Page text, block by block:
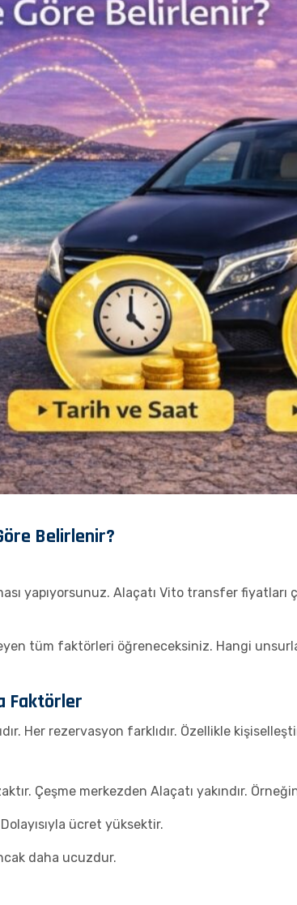
Belirlenir?
yapıyorsunuz. Alaçatı Vito transfer fiyatları
tüm faktörleri öğreneceksiniz. Hangi
Faktörler
Her rezervasyon farklıdır. Özellikle
Çeşme merkezden Alaçatı yakındır.
ücret yüksektir.
daha ucuzdur.